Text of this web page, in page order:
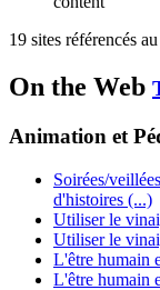
19 sites référencés
On the Web
Animation et
Soirées/
d'histoires (...)
Utiliser le
Utiliser le
L'être humain
L'être humain